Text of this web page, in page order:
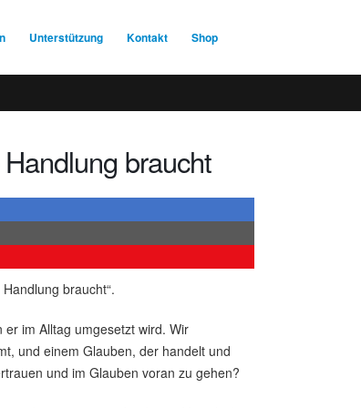
Unterstützung Kontakt Shop
braucht
braucht“.
im Alltag umgesetzt wird. Wir
und einem Glauben, der handelt und
und im Glauben voran zu gehen?